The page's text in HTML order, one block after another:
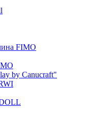
FIMO
by Canucraft"